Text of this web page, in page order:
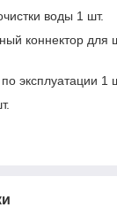
воды 1 шт.
коннектор для
эксплуатации 1